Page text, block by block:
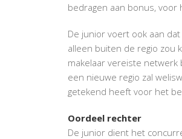
bedragen aan bonus, voor
De junior voert ook aan
alleen buiten de regio zou
makelaar vereiste
een nieuwe regio zal
getekend heeft voor het
Oordeel rechter
De junior dient het